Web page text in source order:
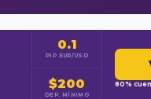
0.1
PIP EUR/USD
$200
DEP. MÍNIMO
80%